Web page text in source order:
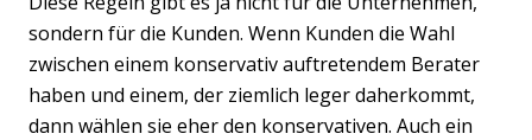
sondern für die Kunden. Wenn Kunden die Wahl
zwischen einem konservativ auftretendem Berater
haben und einem, der ziemlich leger daherkommt,
dann wählen sie eher den konservativen. Auch ein